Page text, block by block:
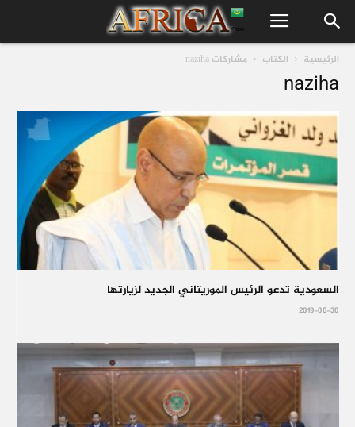
الرئيسية الكتاب مشاركات naziha
naziha
السعودية تدعو الرئيس الموريتاني الجديد لزيارتها
2019-06-30